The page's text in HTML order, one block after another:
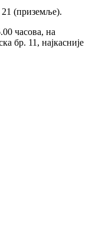
21 (приземље).
часова, на
бр. 11, најкасније